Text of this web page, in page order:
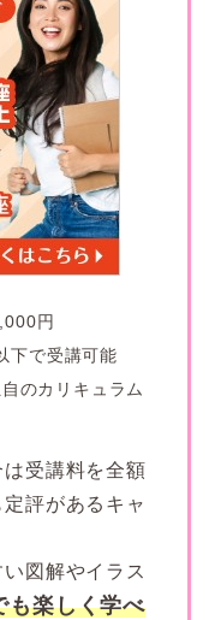
円
下で受講可能
のカリキュラム
受講料を全額
評があるキャ
図解やイラス
も楽しく学べ